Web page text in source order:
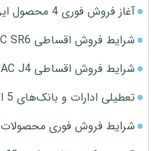
آغاز فروش فوری 4 محصول ایران خودرو در نمایندگی‌ها
شرایط فروش اقساطی KMC SR6 کرمان موتور اعلام شد
شرایط فروش اقساطی JAC J4 (مرداد 1405)
تعطیلی ادارات و بانک‌های 5 استان در روز چهارشنبه
شرایط فروش فوری محصولات